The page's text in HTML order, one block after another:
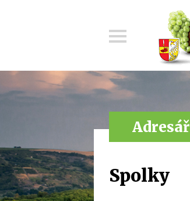
Adresář
Spolky